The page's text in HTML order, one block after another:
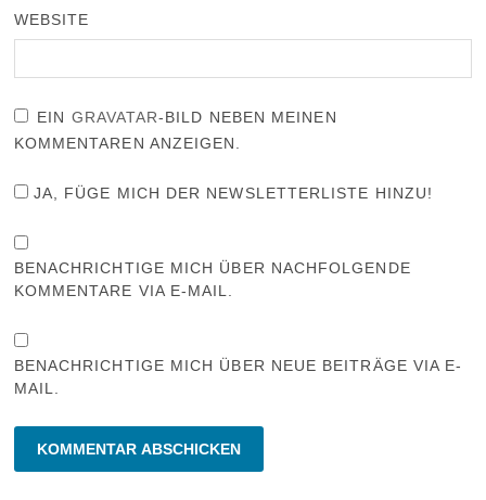
WEBSITE
EIN GRAVATAR-BILD NEBEN MEINEN
KOMMENTAREN ANZEIGEN.
JA, FÜGE MICH DER NEWSLETTERLISTE HINZU!
BENACHRICHTIGE MICH ÜBER NACHFOLGENDE
KOMMENTARE VIA E-MAIL.
BENACHRICHTIGE MICH ÜBER NEUE BEITRÄGE VIA E-
MAIL.